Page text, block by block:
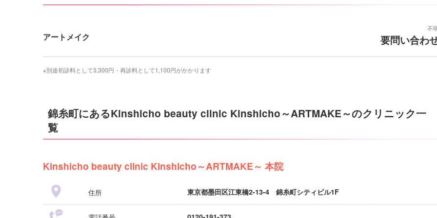
アートメイク
不
要問い合わ
※別途初診料として3,300円・再診料として1,100円がかかります
錦糸町にあるKinshicho beauty clinic Kinshicho～ARTMAKE～のクリニック一
覧
Kinshicho beauty clinic Kinshicho～ARTMAKE～ 本院
住所 東京都墨田区江東橋2-13-4 錦糸町シティビル1F